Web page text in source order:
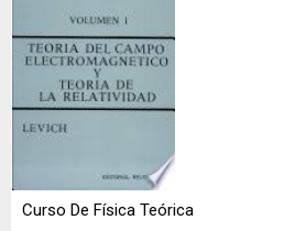
Curso De Física Teórica